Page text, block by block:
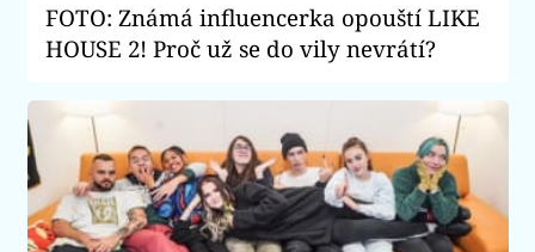
FOTO: Známá influencerka opouští LIKE
HOUSE 2! Proč už se do vily nevrátí?